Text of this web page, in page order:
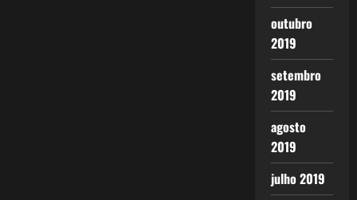
outubro
2019
setembro
2019
agosto
2019
julho 2019